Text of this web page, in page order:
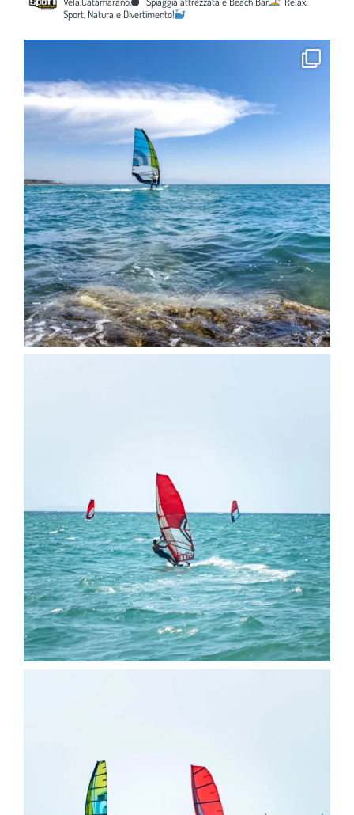
Sport, Natura e Divertimento!